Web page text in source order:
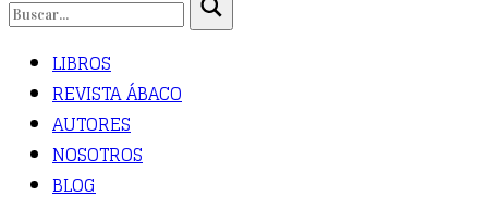
LIBROS
REVISTA ÁBACO
AUTORES
NOSOTROS
BLOG